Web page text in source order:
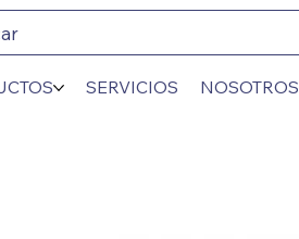
SERVICIOS NOSOTROS